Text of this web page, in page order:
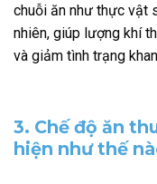
chuỗi ăn như thực vật
nhiên, giúp lượng khí
và giảm tình trạng
3. Chế độ ăn
hiện như thế